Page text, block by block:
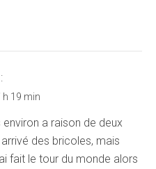
h 19 min
a raison de deux
des bricoles, mais
fait le tour du monde alors